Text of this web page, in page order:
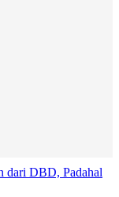
dari DBD, Padahal